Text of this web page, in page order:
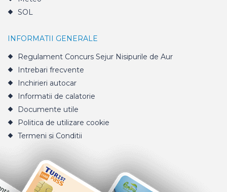
SOL
INFORMATII GENERALE
Regulament Concurs Sejur Nisipurile de Aur
Intrebari frecvente
Inchirieri autocar
Informatii de calatorie
Documente utile
Politica de utilizare cookie
Termeni si Conditii